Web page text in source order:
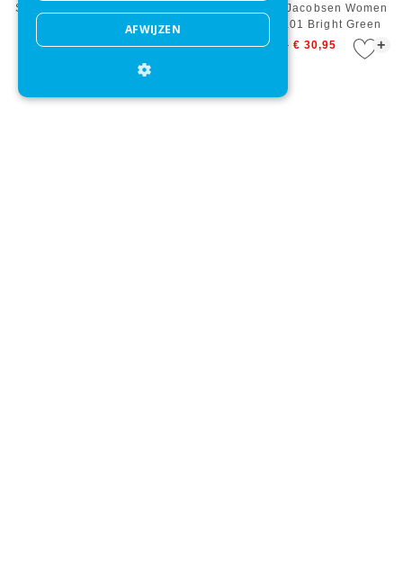
+
Slipper Ilse Jacobsen Women
CHEERFUL01 Lichen Blue
€ 34,95 € 30,95 +
Slipper Ilse Jacobsen Women
CHEERFUL01 Bright Green
€ 34,95 € 30,95
AFWIJZEN